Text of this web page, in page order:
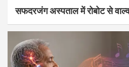
सफदरजंग अस्पताल में रोबोट से वाल्व